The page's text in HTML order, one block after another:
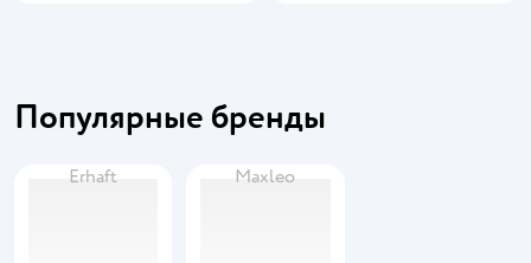
Популярные бренды
Erhaft Maxleo